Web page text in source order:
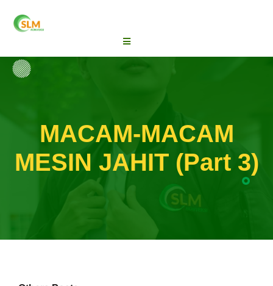
MACAM-MACAM
MESIN JAHIT (Part 3)